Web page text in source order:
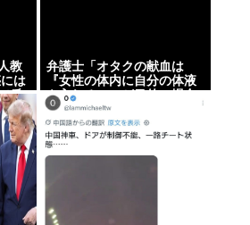
。場合によっては不同意性交罪
方直撃www
大学生殺人事件、主犯格の川口
の判決←これ、妥当だと思
教
は
反
弁護士「オタクの献血は
『女性の体内に自分の体液
を入れる』のが目的。場合
によっては不同意性交罪に
当たる」